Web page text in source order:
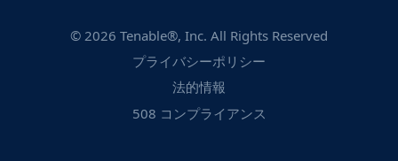
© 2026 Tenable®, Inc. All Rights Reserved
プライバシーポリシー
法的情報
508 コンプライアンス